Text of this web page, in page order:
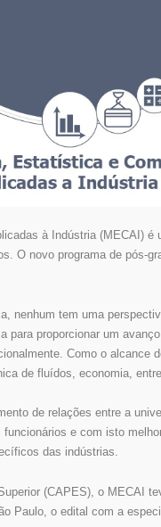
à Indústria (MECAI)
O novo programa de pós-
nenhum tem uma
proporcionar um
Como o alcance
de fluídos, economia, entre
de relações entre a
e com isto
das indústrias.
(CAPES), o MECAI
Paulo, o edital com a